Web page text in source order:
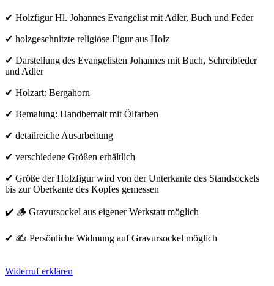
✔ Holzfigur Hl. Johannes Evangelist mit Adler, Buch und Feder
✔ holzgeschnitzte religiöse Figur aus Holz
✔ Darstellung des Evangelisten Johannes mit Buch, Schreibfeder
und Adler
✔ Holzart: Bergahorn
✔ Bemalung: Handbemalt mit Ölfarben
✔ detailreiche Ausarbeitung
✔ verschiedene Größen erhältlich
✔ Größe der Holzfigur wird von der Unterkante des Standsockels
bis zur Oberkante des Kopfes gemessen
✔ 🪵 Gravursockel aus eigener Werkstatt möglich
✔ ✍️ Persönliche Widmung auf Gravursockel möglich
Widerruf erklären